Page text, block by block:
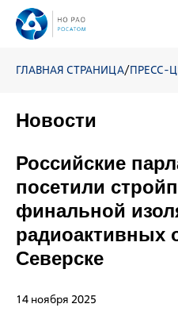
ГЛАВНАЯ СТРАНИЦА/ПРЕСС-
Новости
Российские
посетили
финальной
радиоактивных
Северске
14 ноября 2025